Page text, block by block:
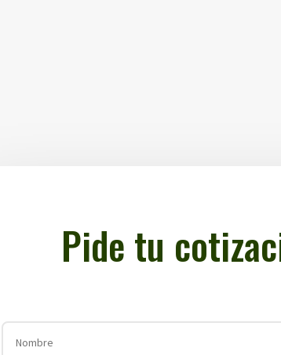
Pide tu